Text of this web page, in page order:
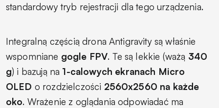
standardowy tryb rejestracji dla tego urządzenia.
Integralną częścią drona Antigravity są właśnie
wspomniane gogle FPV. Te są lekkie (ważą 340
g) i bazują na 1-calowych ekranach Micro
OLED o rozdzielczości 2560x2560 na każde
oko. Wrażenie z oglądania odpowiadać ma